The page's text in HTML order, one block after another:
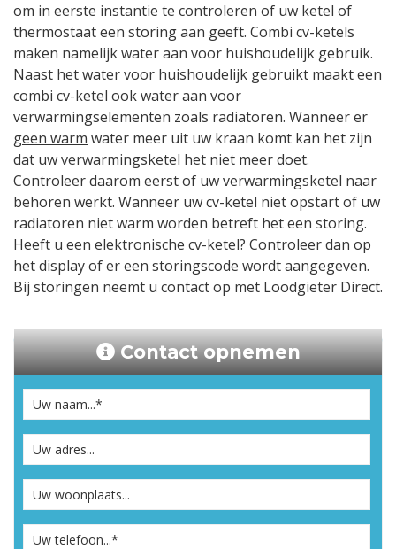
om in eerste instantie te controleren of uw ketel of
thermostaat een storing aan geeft. Combi cv-ketels
maken namelijk water aan voor huishoudelijk gebruik.
Naast het water voor huishoudelijk gebruikt maakt een
combi cv-ketel ook water aan voor
verwarmingselementen zoals radiatoren. Wanneer er
geen warm water meer uit uw kraan komt kan het zijn
dat uw verwarmingsketel het niet meer doet.
Controleer daarom eerst of uw verwarmingsketel naar
behoren werkt. Wanneer uw cv-ketel niet opstart of uw
radiatoren niet warm worden betreft het een storing.
Heeft u een elektronische cv-ketel? Controleer dan op
het display of er een storingscode wordt aangegeven.
Bij storingen neemt u contact op met Loodgieter Direct.
Contact opnemen